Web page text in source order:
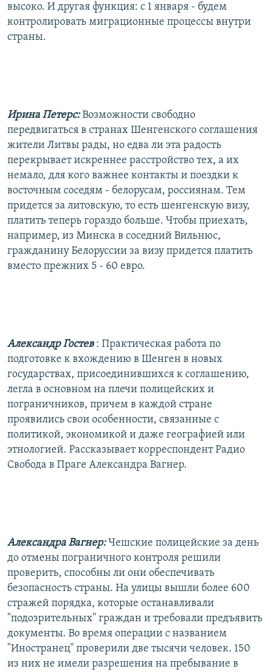
высоко. И другая функция: с 1 января - будем
контролировать миграционные процессы внутри
страны.
Ирина Петерс:Возможности свободно
передвигаться в странах Шенгенского соглашения
жители Литвы рады, но едва ли эта радость
перекрывает искреннее расстройство тех, а их
немало, для кого важнее контакты и поездки к
восточным соседям - белорусам, россиянам. Тем
придется за литовскую, то есть шенгенскую визу,
платить теперь гораздо больше. Чтобы приехать,
например, из Минска в соседний Вильнюс,
гражданину Белоруссии за визу придется платить
вместо прежних 5 - 60 евро.
Александр Гостев : Практическая работа по
подготовке к вхождению в Шенген в новых
государствах, присоединившихся к соглашению,
легла в основном на плечи полицейских и
пограничников, причем в каждой стране
проявились свои особенности, связанные с
политикой, экономикой и даже географией или
этнологией. Рассказывает корреспондент Радио
Свобода в Праге Александра Вагнер.
Александра Вагнер:Чешские полицейские за день
до отмены пограничного контроля решили
проверить, способны ли они обеспечивать
безопасность страны. На улицы вышли более 600
стражей порядка, которые останавливали
"подозрительных" граждан и требовали предъявить
документы. Во время операции с названием
"Иностранец" проверили две тысячи человек. 150
из них не имели разрешения на пребывание в